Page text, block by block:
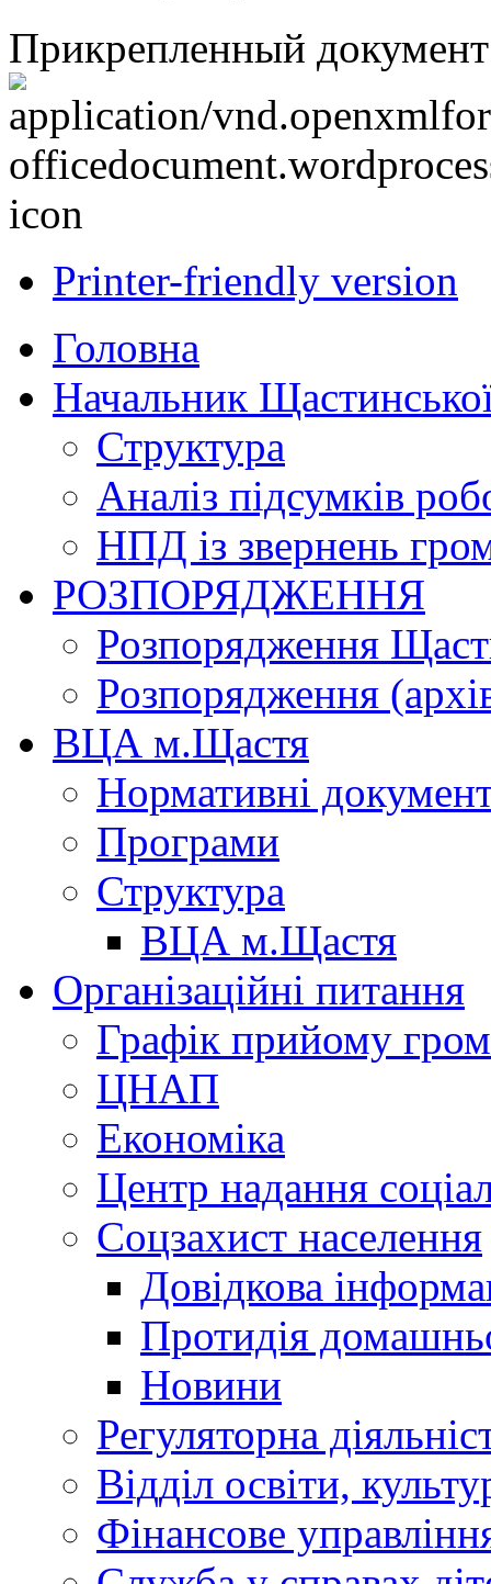
Прикрепленный
Printer-friendly version
Головна
Начальник
Структура
Аналіз підсумків
НПД із звернень
РОЗПОРЯДЖЕННЯ
Розпорядження
Розпорядження
ВЦА м.Щастя
Нормативні
Програми
Структура
ВЦА м.Щастя
Організаційні питання
Графік прийому
ЦНАП
Економіка
Центр надання
Соцзахист населення
Довідкова
Протидія
Новини
Регуляторна
Відділ освіти,
Фінансове